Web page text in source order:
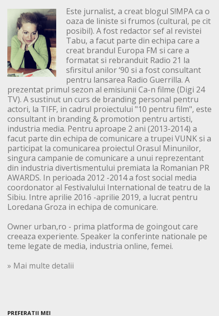
Este jurnalist, a creat blogul S!MPA ca o
oaza de liniste si frumos (cultural, pe cit
posibil). A fost redactor sef al revistei
Tabu, a facut parte din echipa care a
creat brandul Europa FM si care a
formatat si rebranduit Radio 21 la
sfirsitul anilor ‘90 si a fost consultant
pentru lansarea Radio Guerrilla. A
prezentat primul sezon al emisiunii Ca-n filme (Digi 24
TV). A sustinut un curs de branding personal pentru
actori, la TIFF, in cadrul proiectului "10 pentru film", este
consultant in branding & promotion pentru artisti,
industria media. Pentru aproape 2 ani (2013-2014) a
facut parte din echipa de comunicare a trupei VUNK si a
participat la comunicarea proiectul Orasul Minunilor,
singura campanie de comunicare a unui reprezentant
din industria divertismentului premiata la Romanian PR
AWARDS. In perioada 2012 -2014 a fost social media
coordonator al Festivalului International de teatru de la
Sibiu. Intre aprilie 2016 -aprilie 2019, a lucrat pentru
Loredana Groza in echipa de comunicare.
Owner urban,ro - prima platforma de goingout care
creeaza experiente. Speaker la conferinte nationale pe
teme legate de media, industria online, femei.
» Mai multe detalii
PREFERATII MEI